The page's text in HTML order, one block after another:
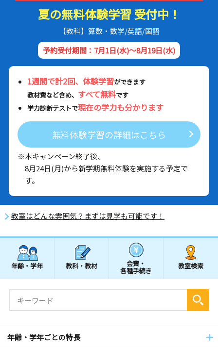
夏の無料体験学習 受付中！
【教科】算数・数学/英語/国語
予約受付期間：7月1日(水)～8月19日(水)
1週間で計2回、体験学習ができます
教材費など含め、 すべて無料です
学力診断テストで現在の学力も分かります
無料体験学習の詳細はこちら
※本キャンペーン終了後、
8月24日(月)から新学期無料体験を実施する予定で
す。
教室はどんな雰囲気？まずは見学も可能です！
年齢・学年 教科・教材 会費・
各種手続き
教室検索
年齢・学年ごとの特長